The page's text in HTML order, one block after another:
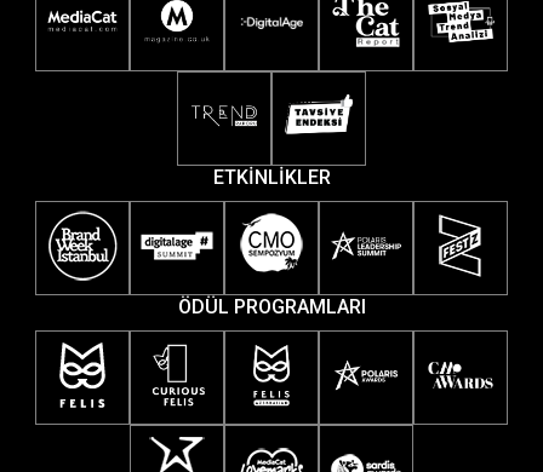
ETKİNLİKLER
ÖDÜL PROGRAMLARI